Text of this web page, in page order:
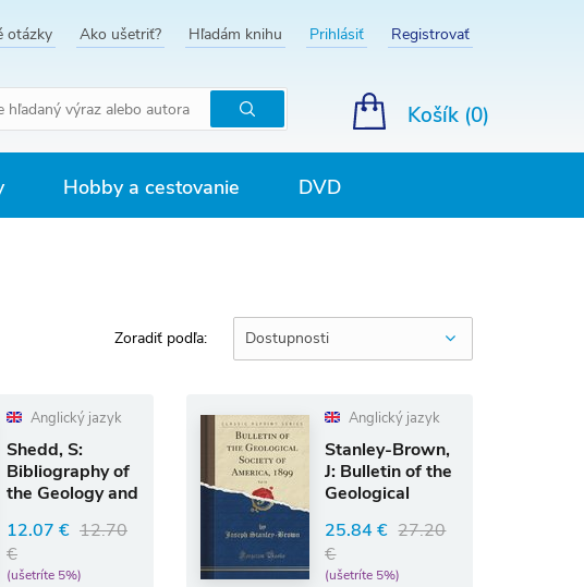
otázky Ako ušetriť? Hľadám knihu Prihlásiť Registrovať
Hľadať
Košík (0)
Hobby a cestovanie DVD
Zoradiť podľa: Dostupnosti
Anglický jazyk
Shedd, S:
Bibliography of
the Geology and
Resources
12.07 € 12.70
€
(ušetríte 5%)
Anglický jazyk
Stanley-Brown,
J: Bulletin of the
Geological
25.84 € 27.20
€
(ušetríte 5%)